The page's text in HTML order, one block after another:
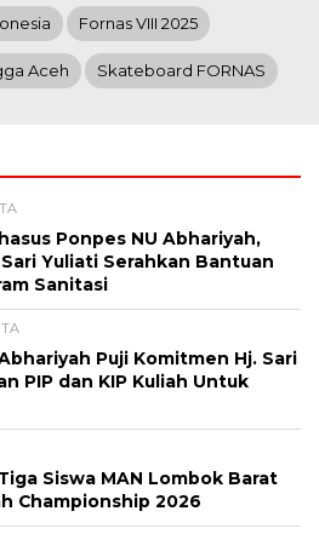
Fornas VIII 2025
Aceh Skateboard FORNAS
Ponpes NU Abhariyah,
Yuliati Serahkan Bantuan
Sanitasi
Puji Komitmen Hj. Sari
PIP dan KIP Kuliah Untuk
Siswa MAN Lombok Barat
Championship 2026